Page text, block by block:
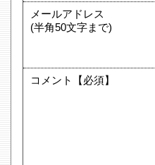
メールアドレス
(半角50文字まで)
コメント【必須】